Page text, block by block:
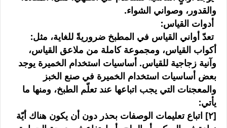
والقدور، وصواني الشواء.
أدوات القياس:
تعدّ أواني القياس في المطبخ ضروريةً للغاية، مثل:
أكواب القياس، ومجموعة كاملة من ملاعق القياس،
وآنية زجاجية للقياس. أساسيات استخدام الخميرة يوجد
بعض أساسيات استخدام الخميرة في صنع الخبز
والمعجنات التي يجب اتباعها عند تعلّم الطبخ، ومنها ما
يأتي:
[٢] اتباع تعليمات الوصفات بحذر دون أن يكون هناك أيّة